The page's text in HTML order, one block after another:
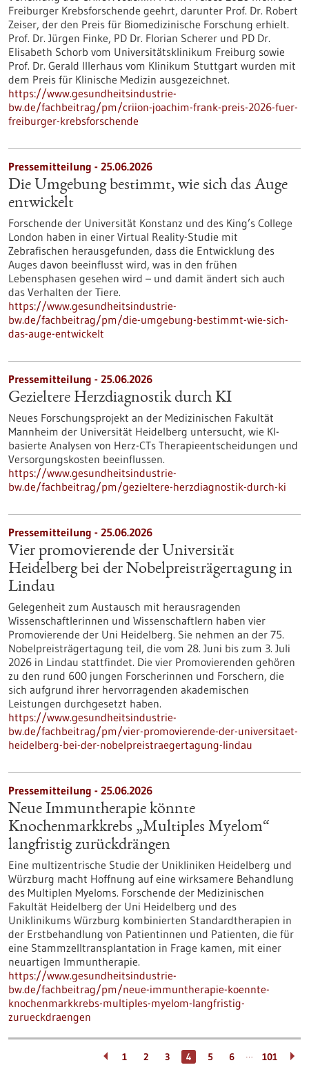
Freiburger Krebsforschende geehrt, darunter Prof. Dr. Robert
Zeiser, der den Preis für Biomedizinische Forschung erhielt.
Prof. Dr. Jürgen Finke, PD Dr. Florian Scherer und PD Dr.
Elisabeth Schorb vom Universitätsklinikum Freiburg sowie
Prof. Dr. Gerald Illerhaus vom Klinikum Stuttgart wurden mit
dem Preis für Klinische Medizin ausgezeichnet.
https://www.gesundheitsindustrie-
bw.de/fachbeitrag/pm/criion-joachim-frank-preis-2026-fuer-
freiburger-krebsforschende
Pressemitteilung - 25.06.2026
Die Umgebung bestimmt, wie sich das Auge
entwickelt
Forschende der Universität Konstanz und des King’s College
London haben in einer Virtual Reality-Studie mit
Zebrafischen herausgefunden, dass die Entwicklung des
Auges davon beeinflusst wird, was in den frühen
Lebensphasen gesehen wird – und damit ändert sich auch
das Verhalten der Tiere.
https://www.gesundheitsindustrie-
bw.de/fachbeitrag/pm/die-umgebung-bestimmt-wie-sich-
das-auge-entwickelt
Pressemitteilung - 25.06.2026
Gezieltere Herzdiagnostik durch KI
Neues Forschungsprojekt an der Medizinischen Fakultät
Mannheim der Universität Heidelberg untersucht, wie KI-
basierte Analysen von Herz-CTs Therapieentscheidungen und
Versorgungskosten beeinflussen.
https://www.gesundheitsindustrie-
bw.de/fachbeitrag/pm/gezieltere-herzdiagnostik-durch-ki
Pressemitteilung - 25.06.2026
Vier promovierende der Universität
Heidelberg bei der Nobelpreisträgertagung in
Lindau
Gelegenheit zum Austausch mit herausragenden
Wissenschaftlerinnen und Wissenschaftlern haben vier
Promovierende der Uni Heidelberg. Sie nehmen an der 75.
Nobelpreisträgertagung teil, die vom 28. Juni bis zum 3. Juli
2026 in Lindau stattfindet. Die vier Promovierenden gehören
zu den rund 600 jungen Forscherinnen und Forschern, die
sich aufgrund ihrer hervorragenden akademischen
Leistungen durchgesetzt haben.
https://www.gesundheitsindustrie-
bw.de/fachbeitrag/pm/vier-promovierende-der-universitaet-
heidelberg-bei-der-nobelpreistraegertagung-lindau
Pressemitteilung - 25.06.2026
Neue Immuntherapie könnte
Knochenmarkkrebs „Multiples Myelom“
langfristig zurückdrängen
Eine multizentrische Studie der Unikliniken Heidelberg und
Würzburg macht Hoffnung auf eine wirksamere Behandlung
des Multiplen Myeloms. Forschende der Medizinischen
Fakultät Heidelberg der Uni Heidelberg und des
Uniklinikums Würzburg kombinierten Standardtherapien in
der Erstbehandlung von Patientinnen und Patienten, die für
eine Stammzelltransplantation in Frage kamen, mit einer
neuartigen Immuntherapie.
https://www.gesundheitsindustrie-
bw.de/fachbeitrag/pm/neue-immuntherapie-koennte-
knochenmarkkrebs-multiples-myelom-langfristig-
zurueckdraengen
1 2 3 4 5 6 … 101